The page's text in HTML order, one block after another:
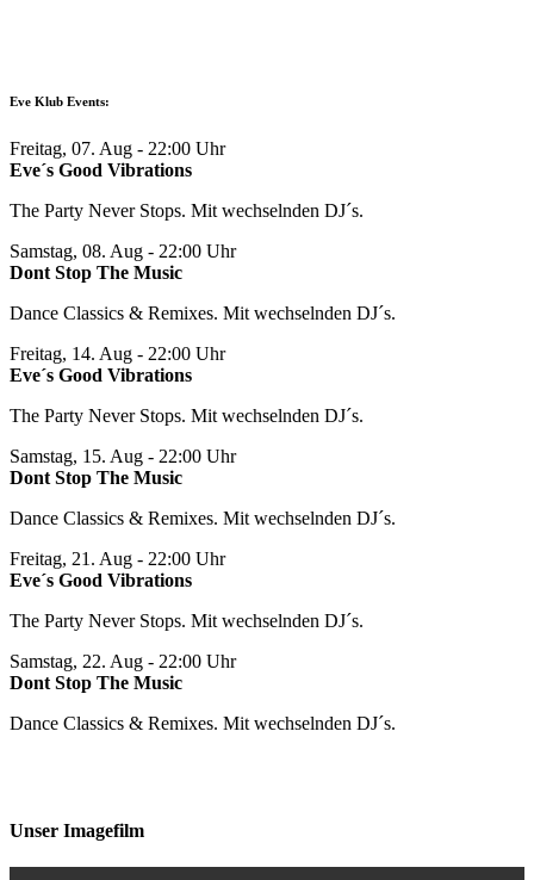
Eve Klub Events:
Freitag, 07. Aug - 22:00 Uhr
Eve´s Good Vibrations
The Party Never Stops. Mit wechselnden DJ´s.
Samstag, 08. Aug - 22:00 Uhr
Dont Stop The Music
Dance Classics & Remixes. Mit wechselnden DJ´s.
Freitag, 14. Aug - 22:00 Uhr
Eve´s Good Vibrations
The Party Never Stops. Mit wechselnden DJ´s.
Samstag, 15. Aug - 22:00 Uhr
Dont Stop The Music
Dance Classics & Remixes. Mit wechselnden DJ´s.
Freitag, 21. Aug - 22:00 Uhr
Eve´s Good Vibrations
The Party Never Stops. Mit wechselnden DJ´s.
Samstag, 22. Aug - 22:00 Uhr
Dont Stop The Music
Dance Classics & Remixes. Mit wechselnden DJ´s.
Unser Imagefilm